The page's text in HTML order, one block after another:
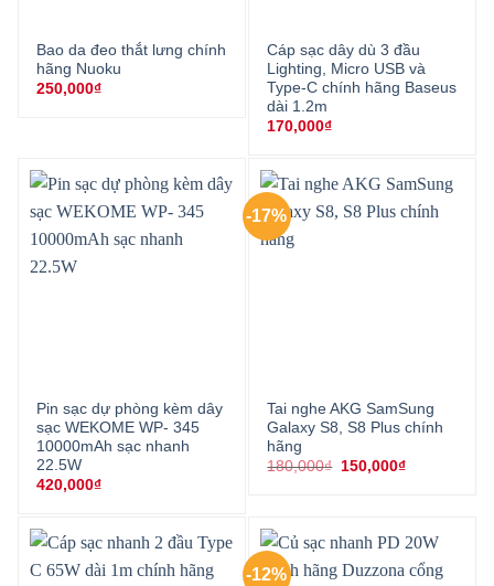
Bao da đeo thắt lưng chính
hãng Nuoku
250,000₫
Cáp sạc dây dù 3 đầu
Lighting, Micro USB và
Type-C chính hãng Baseus
dài 1.2m
170,000₫
Pin sạc dự phòng kèm dây
sạc WEKOME WP- 345
10000mAh sạc nhanh
22.5W
420,000₫
-17%
Tai nghe AKG SamSung
Galaxy S8, S8 Plus chính
hãng
180,000₫ Giá
150,000₫Giá
-12%